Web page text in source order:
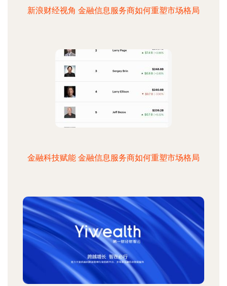
新浪财经视角 金融信息服务商如何重塑市场格局
金融科技赋能 金融信息服务商如何重塑市场格局